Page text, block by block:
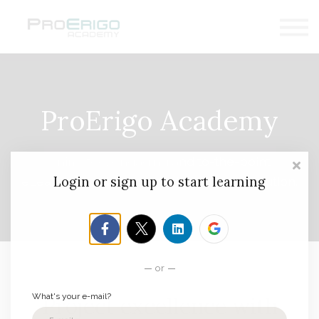
REGISTRER DEG
ProErigo Academy
eLearning for best possible project execution.
Project excellence with
Login or sign up to start learning
or
What's your e-mail?